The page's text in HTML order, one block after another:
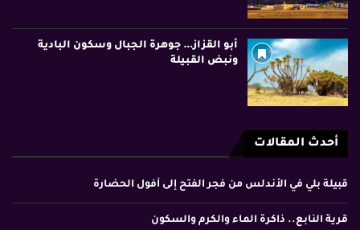
أبو القزاز… جوهرة الجبال وسكون البادية
ونبض القبيلة
أحدث المقالات
قبيلة بلي في الأندلس من فجر الفتح إلى أفول الحضارة
قرية النابع.. ذاكرة الماء والكرم والسكون